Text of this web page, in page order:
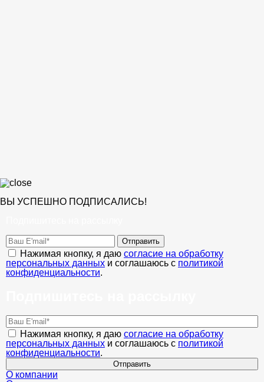
ВЫ УСПЕШНО ПОДПИСАЛИСЬ!
Отправить
Нажимая кнопку, я даю согласие на обработку
персональных данных и соглашаюсь с политикой
конфиденциальности.
Нажимая кнопку, я даю согласие на обработку
персональных данных и соглашаюсь с политикой
конфиденциальности.
Отправить
О компании